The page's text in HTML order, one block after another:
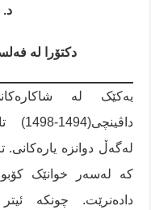
د.
دکتۆرا لە
یەکێک لە
لەگەڵ دوانزە یارەکانی.
کە لەسەر خوانێک
دادەنرێت. چونکە